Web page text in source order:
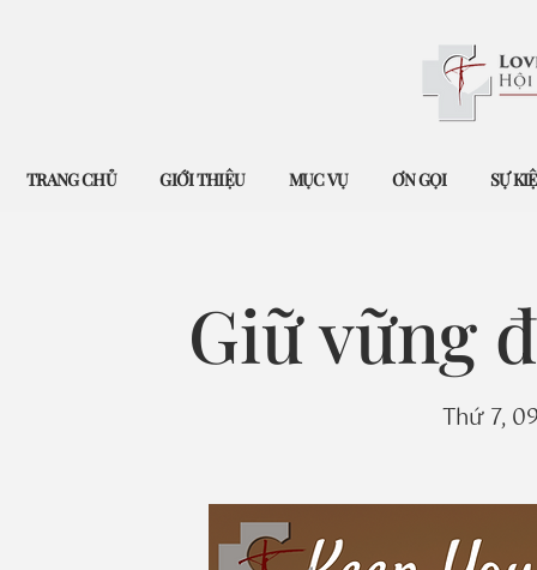
TRANG CHỦ GIỚI THIỆU MỤC VỤ ƠN GỌI SỰ
Giữ vững
Thứ 7,